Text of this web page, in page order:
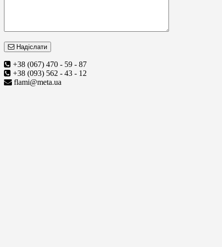
Надіслати
+38 (067) 470 - 59 - 87
+38 (093) 562 - 43 - 12
flami@meta.ua